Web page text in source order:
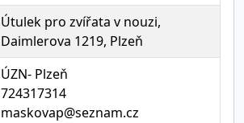
Útulek pro zvířata v nouzi,
Daimlerova 1219, Plzeň
ÚZN- Plzeň
724317314
maskovap@seznam.cz